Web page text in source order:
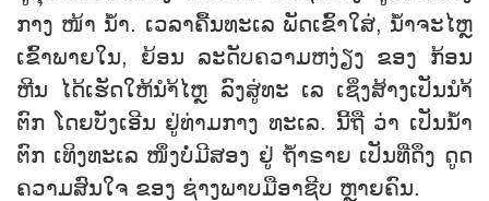
ກາງ ໜ້າ ນໍ້າ. ເວລາຄື້ນທະເລ ພັດເຂົ້າໃສ່, ນໍ້າຈະໄຫຼ
ເຂົ້າພາຍໃນ, ຍ້ອນ ລະດັບຄວາມຫງ່ຽງ ຂອງ ກ້ອນ
ຫີນ ໄດ້ເຮັດໃຫ້ນຳ້ໄຫຼ ລົງສູ່ທະ ເລ ເຊິ່ງສ້າງເປັນນຳ້
ຕົກ ໂດຍບັງເອີນ ຢູ່ທ່າມກາງ ທະເລ. ນີ້ຖື ວ່າ ເປັນນໍ້າ
ຕົກ ເທິງທະເລ ໜຶ່ງບໍ່ມີສອງ ຢູ່ ຖ້ຳຣາຍ ເປັນທ່ີດຶງ ດູດ
ຄວາມສົນໃຈ ຂອງ ຊ່າງພາບມືອາຊີບ ຫຼາຍຄົນ.